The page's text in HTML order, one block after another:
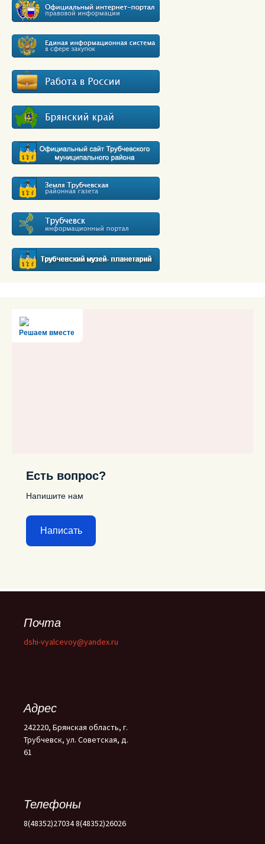
Решаем вместе
Есть вопрос?
Напишите нам
Написать
Почта
dshi-vyalcevoy@yandex.ru
Адрес
242220, Брянская область, г.
Трубчевск, ул. Советская, д.
61
Телефоны
8(48352)27034 8(48352)26026